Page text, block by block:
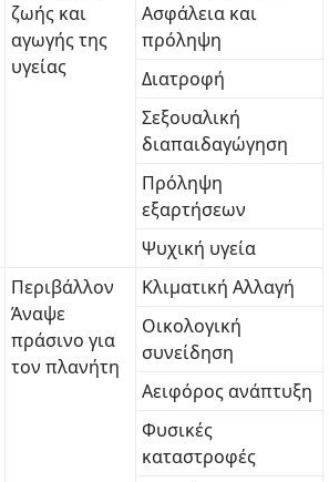
ζωής και
αγωγής της
υγείας
Ασφάλεια και
πρόληψη
Διατροφή
Σεξουαλική
διαπαιδαγώγηση
Πρόληψη
εξαρτήσεων
Ψυχική υγεία
Περιβάλλον
Άναψε
πράσινο για
τον πλανήτη
Κλιματική Αλλαγή
Οικολογική
συνείδηση
Αειφόρος ανάπτυξη
Φυσικές
καταστροφές